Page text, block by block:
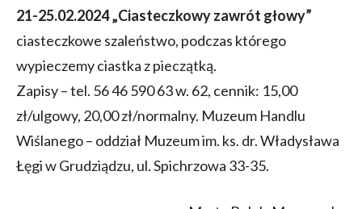
21-25.02.2024 „Ciasteczkowy zawrót głowy”
ciasteczkowe szaleństwo, podczas którego
wypieczemy ciastka z pieczątką.
Zapisy – tel. 56 46 590 63 w. 62, cennik: 15,00
zł/ulgowy, 20,00 zł/normalny. Muzeum Handlu
Wiślanego – oddział Muzeum im. ks. dr. Władysława
Łęgi w Grudziądzu, ul. Spichrzowa 33-35.